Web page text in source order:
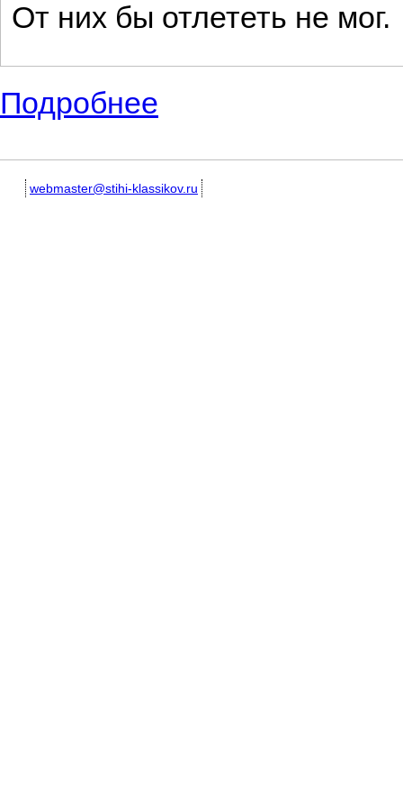
От них бы отлететь не мог.
Подробнее
webmaster@stihi-klassikov.ru